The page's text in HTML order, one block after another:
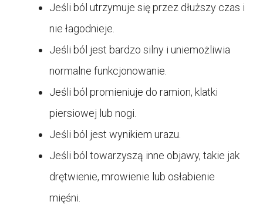
Jeśli ból utrzymuje się przez dłuższy czas i
nie łagodnieje.
Jeśli ból jest bardzo silny i uniemożliwia
normalne funkcjonowanie.
Jeśli ból promieniuje do ramion, klatki
piersiowej lub nogi.
Jeśli ból jest wynikiem urazu.
Jeśli ból towarzyszą inne objawy, takie jak
drętwienie, mrowienie lub osłabienie
mięśni.